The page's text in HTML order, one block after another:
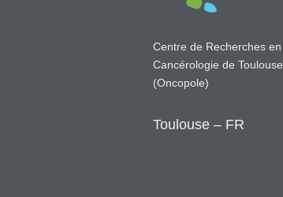
Centre de Recherches en
Cancérologie de Toulouse
(Oncopole)
Toulouse – FR